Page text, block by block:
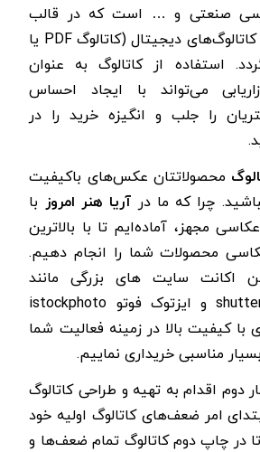
صنعتی و … است که در قالب
کاتالوگ‌های چاپی و کاتالوگ‌های دیجیتال (کاتالوگ PDF یا
استفاده از کاتالوگ به عنوان
می‌تواند با ایجاد احساس
را جلب و انگیزه خرید را در
محصولاتتان عکس‌های باکیفیت
چرا که ما در آریا هنر امروز با
مجهز، آماده‌ایم تا با بالاترین
محصولات شما را انجام دهیم.
اکانت سایت های بزرگی مانند
شاتراستاک shutterstock و ایزتوک فوتو istockphoto
کیفیت بالا در زمینه فعالیت شما
مناسبی خریداری نماییم.
دوم اقدام به تهیه و طراحی کاتالوگ
امر ضعف‌های کاتالوگ اولیه خود
تا در چاپ دوم کاتالوگ تمام ضعف‌ها و